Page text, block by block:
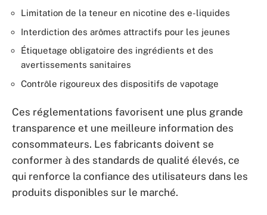
Limitation de la teneur en nicotine des e-liquides
Interdiction des arômes attractifs pour les jeunes
Étiquetage obligatoire des ingrédients et des
avertissements sanitaires
Contrôle rigoureux des dispositifs de vapotage
Ces réglementations favorisent une plus grande
transparence et une meilleure information des
consommateurs. Les fabricants doivent se
conformer à des standards de qualité élevés, ce
qui renforce la confiance des utilisateurs dans les
produits disponibles sur le marché.